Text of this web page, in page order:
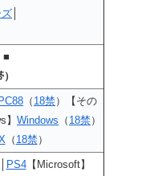
■
PC88 （ 18禁）【その
】 Windows （ 18禁）
（ 18禁）
PS4【Microsoft】